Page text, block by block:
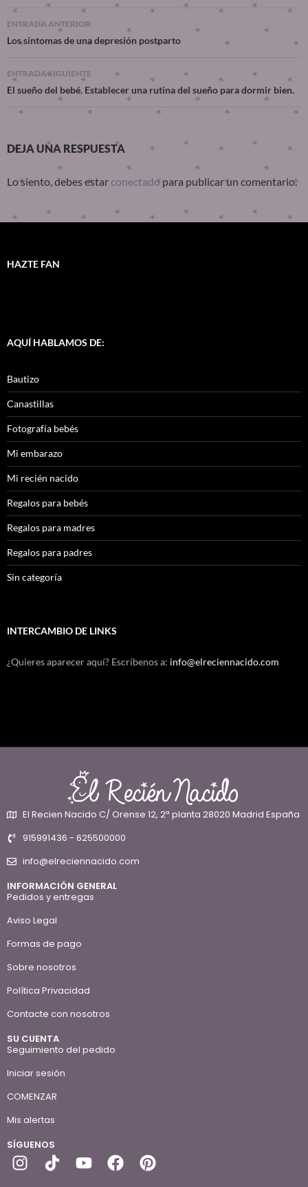
ENTRADA ANTERIOR
Los síntomas de una depresión postparto
ENTRADA SIGUIENTE
El sueño del bebé. Establecer una rutina del sueño para dormir bien.
DEJA UNA RESPUESTA
Lo siento, debes estar conectadopara publicar un comentario.
HAZTE FAN
AQUÍ HABLAMOS DE:
Bautizo
Canastillas
Fotografía bebés
Mi embarazo
Mi recién nacido
Regalos para bebés
Regalos para madres
Regalos para padres
Sin categoría
INTERCAMBIO DE LINKS
¿Quieres aparecer aquí? Escríbenos a: info@elreciennacido.com
El Recien Nacido C/ Orense 12, 2ª planta 28020 Madrid España
915991436 - 625500000
info@elreciennacido.com
INFORMACIÓN GENERAL
Pedidos y entregas
Aviso Legal
Formas de pago
Sobre nosotros
Política Privacidad
Contacte con nosotros
SU CUENTA
Seguimiento del pedido
Iniciar sesión
COMENZAR
Mis alertas
SÍGUENOS